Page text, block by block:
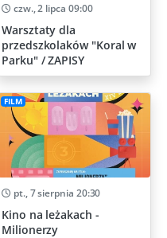
czw., 2 lipca 09:00
Warsztaty dla
przedszkolaków "Koral w
Parku" / ZAPISY
FILM
pt., 7 sierpnia 20:30
Kino na leżakach -
Milionerzy